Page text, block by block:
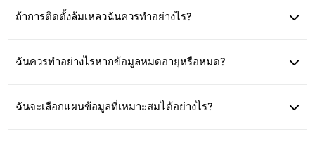
'บริการมือถือ' และเปิดใช้งาน 'การโรมมิ่งข้อมูล'
ถ้าการติดตั้งล้มเหลวฉันควรทำอย่างไร?
ไม่ เนื่องจาก eSIM แต่ละตัวสามารถติดตั้งได้เพียงครั้งเดียว หาก
ฉันควรทำอย่างไรหากข้อมูลหมดอายุหรือหมด?
ฉันจะเลือกแผนข้อมูลที่เหมาะสมได้อย่างไร?